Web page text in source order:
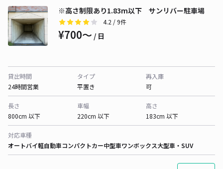
※高さ制限あり1.83m以下 サンリバー駐車場
4.2 / 9件
¥700〜 / 日
貸出時間
24時間営業
タイプ
平置き
再入庫
可
長さ
800cm 以下
車幅
220cm 以下
高さ
183cm 以下
対応車種
オートバイ軽自動車コンパクトカー中型車ワンボックス大型車・SUV